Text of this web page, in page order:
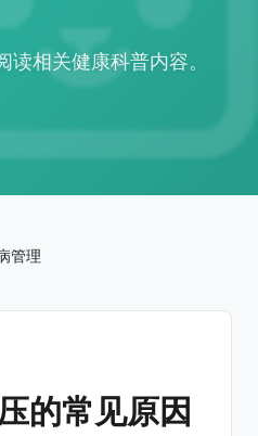
相关健康科普内容。
管理
的常见原因